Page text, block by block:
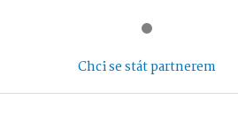
Chci se stát partnerem